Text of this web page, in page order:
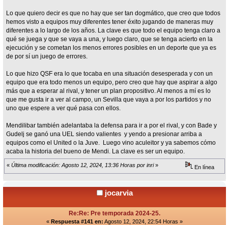
Lo que quiero decir es que no hay que ser tan dogmático, que creo que todos
hemos visto a equipos muy diferentes tener éxito jugando de maneras muy
diferentes a lo largo de los años. La clave es que todo el equipo tenga claro a
qué se juega y que se vaya a una, y luego claro, que se tenga acierto en la
ejecución y se cometan los menos errores posibles en un deporte que ya es
de por sí un juego de errores.
Lo que hizo QSF era lo que tocaba en una situación desesperada y con un
equipo que era todo menos un equipo, pero creo que hay que aspirar a algo
más que a esperar al rival, y tener un plan propositivo. Al menos a mí es lo
que me gusta ir a ver al campo, un Sevilla que vaya a por los partidos y no
uno que espere a ver qué pasa con ellos.
Mendilibar también adelantaba la defensa para ir a por el rival, y con Bade y
Gudelj se ganó una UEL siendo valientes y yendo a presionar arriba a
equipos como el United o la Juve. Luego vino aculeitor y ya sabemos cómo
acaba la historia del bueno de Mendi. La clave es ser un equipo.
« Última modificación: Agosto 12, 2024, 13:36 Horas por inri» En línea
jocarvia
Re:Re: Pre temporada 2024-25.
« Respuesta #141 en: Agosto 12, 2024, 22:54 Horas »